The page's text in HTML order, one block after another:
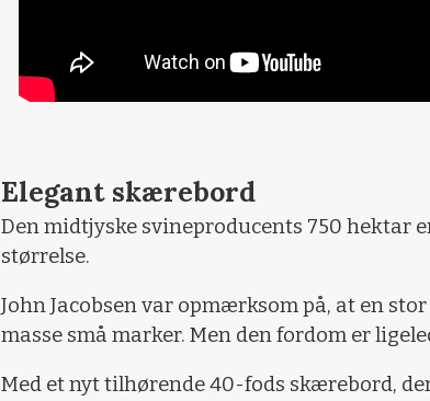
Elegant skærebord
Den midtjyske svineproducents 750 hektar
størrelse.
John Jacobsen var opmærksom på, at en
masse små marker. Men den fordom er
Med et nyt tilhørende 40-fods skærebord,